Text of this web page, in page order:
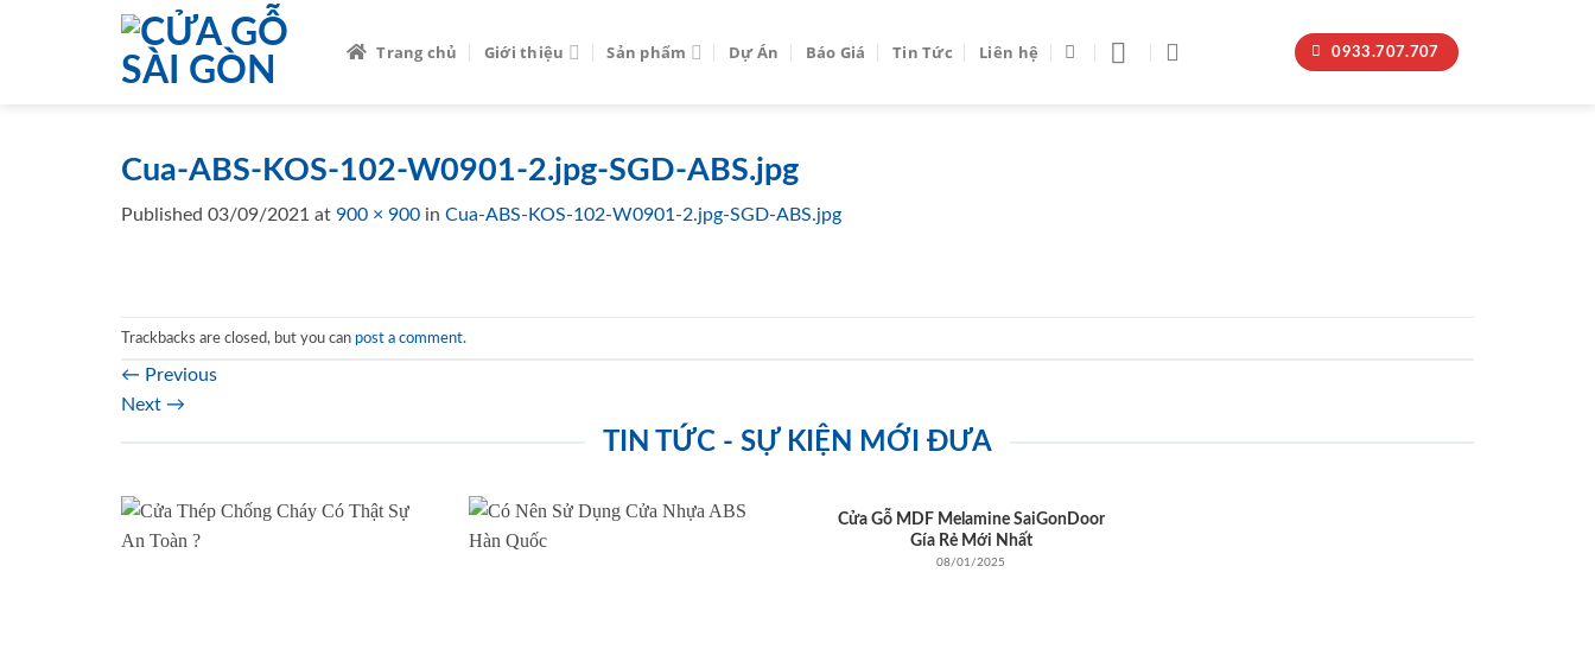
Trang chủ Giới thiệu Sản phẩm Dự Án Báo Giá Tin Tức Liên hệ 0933.707.707
Cua-ABS-KOS-102-W0901-2.jpg-SGD-ABS.jpg
Published 03/09/2021 at 900 × 900 in Cua-ABS-KOS-102-W0901-2.jpg-SGD-ABS.jpg
Trackbacks are closed, but you can post a comment.
← Previous
Next →
TIN TỨC - SỰ KIỆN MỚI ĐƯA
Cửa Gỗ MDF Melamine SaiGonDoor
Gía Rẻ Mới Nhất
08/01/2025